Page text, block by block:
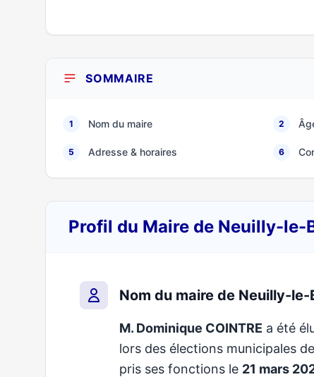
SOMMAIRE
1 Nom du maire 2
5 Adresse & horaires 6
Profil du Maire de Neuilly-le-
Nom du maire de Neuilly-le-
M. Dominique COINTRE a été
lors des élections municipales
pris ses fonctions le 21 mars